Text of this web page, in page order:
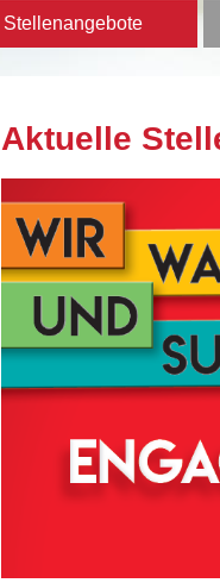
Stellenangebote
Aktuelle